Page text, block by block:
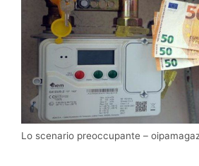
Lo scenario preoccupante –